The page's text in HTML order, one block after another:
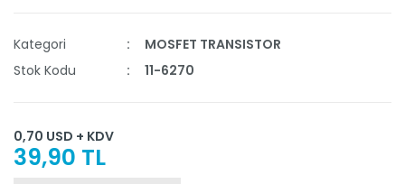
Kategori
MOSFET TRANSISTOR
Stok Kodu
11-6270
0,70 USD + KDV
39,90 TL